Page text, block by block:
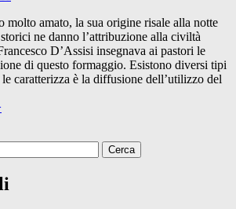
molto amato, la sua origine risale alla notte
ne danno l’attribuzione alla civiltà
D’Assisi insegnava ai pastori le
di questo formaggio. Esistono diversi tipi
caratterizza è la diffusione dell’utilizzo del